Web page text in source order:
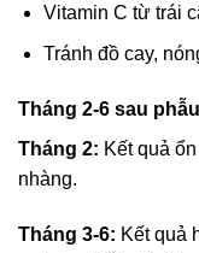
Vitamin C từ trái
Tránh đồ cay,
Tháng 2-6 sau
Tháng 2: Kết quả
nhàng.
Tháng 3-6: Kết quả